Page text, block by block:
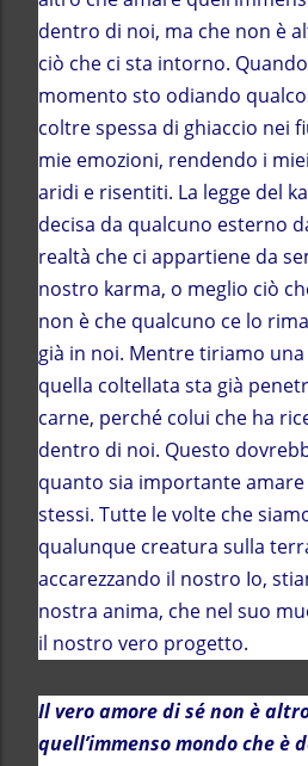
dentro di noi, ma che non è
ciò che ci sta intorno.
momento sto odiando
coltre spessa di ghiaccio nei
mie emozioni, rendendo i
aridi e risentiti. La legge del
decisa da qualcuno esterno
realtà che ci appartiene da
nostro karma, o meglio ciò
non è che qualcuno ce lo
già in noi. Mentre tiriamo
quella coltellata sta già
carne, perché colui che ha
dentro di noi. Questo
quanto sia importante amare
stessi. Tutte le volte che
qualunque creatura sulla
accarezzando il nostro Io,
nostra anima, che nel suo
il nostro vero progetto.
Il vero amore di sé non è
quell’immenso mondo che è